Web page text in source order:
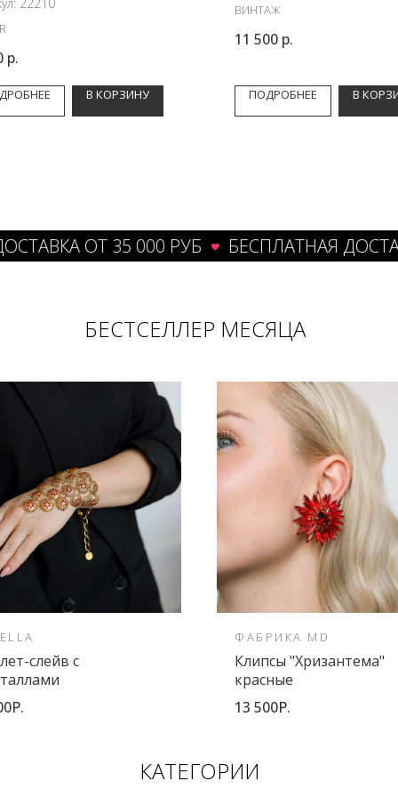
р.
В КОРЗИНУ
ВИНТАЖ
11 500 р.
ПОДРОБНЕЕ В
ОТ 35 000 РУБ БЕСПЛАТНАЯ ДОСТАВКА
БЕСТСЕЛЛЕР МЕСЯЦА
слейв с
ФАБРИКА MD
Клипсы "Хризантема"
красные
13 500Р.
КАТЕГОРИИ